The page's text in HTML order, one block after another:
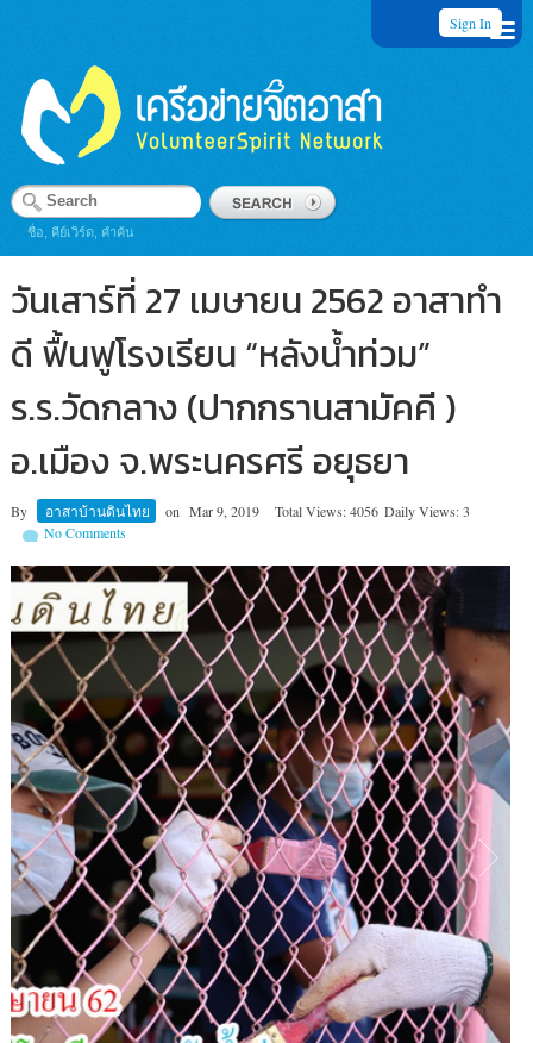
Sign In
ชื่อ, คีย์เวิร์ด, คำค้น
วันเสาร์ที่ 27 เมษายน 2562 อาสาทำ
ดี ฟื้นฟูโรงเรียน “หลังน้ำท่วม”
ร.ร.วัดกลาง (ปากกรานสามัคคี )
อ.เมือง จ.พระนครศรี อยุธยา
By อาสาบ้านดินไทย on Mar 9, 2019 Total Views: 4056 Daily Views: 3
No Comments